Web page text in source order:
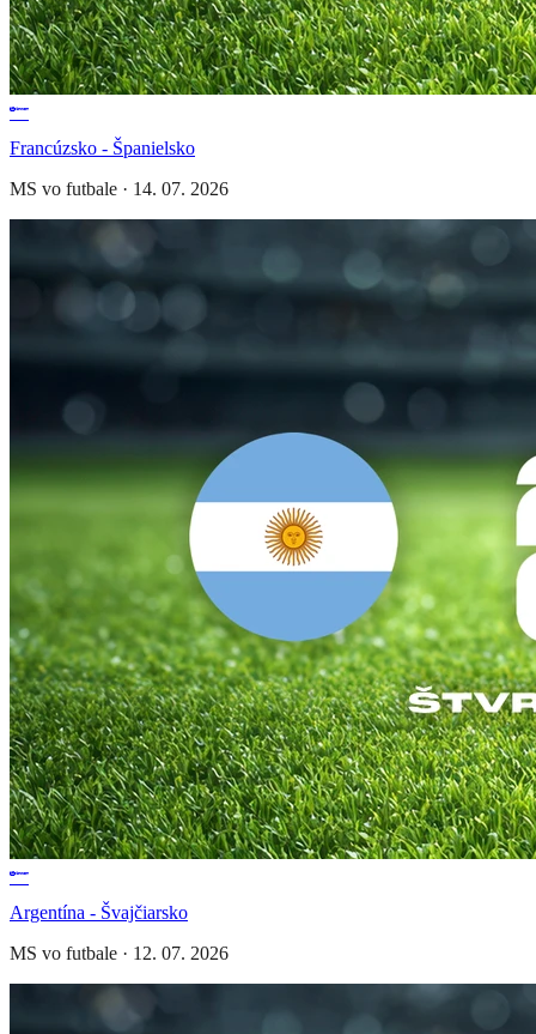
Francúzsko - Španielsko
MS vo futbale · 14. 07. 2026
Argentína - Švajčiarsko
MS vo futbale · 12. 07. 2026